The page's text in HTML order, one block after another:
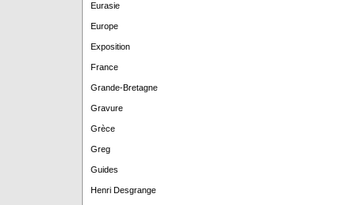
Eurasie
Europe
Exposition
France
Grande-Bretagne
Gravure
Grèce
Greg
Guides
Henri Desgrange